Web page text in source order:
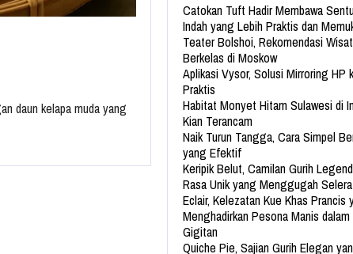
daun kelapa muda yang
Catokan Tuft Hadir Membawa
Indah yang Lebih Praktis dan
Teater Bolshoi, Rekomendasi
Berkelas di Moskow
Aplikasi Vysor, Solusi Mirroring HP
Praktis
Habitat Monyet Hitam Sulawesi di
Kian Terancam
Naik Turun Tangga, Cara Simpel
yang Efektif
Keripik Belut, Camilan Gurih
Rasa Unik yang Menggugah Selera
Eclair, Kelezatan Kue Khas Prancis
Menghadirkan Pesona Manis
Gigitan
Quiche Pie, Sajian Gurih Elegan